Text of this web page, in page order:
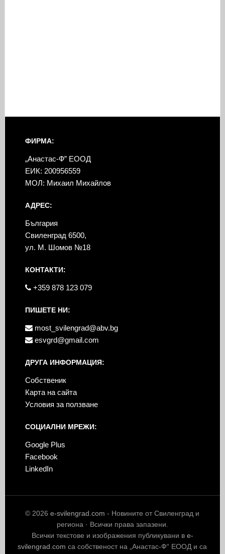
ФИРМА:
„Анастас-Ф” ЕООД
ЕИК: 200956559
МОЛ: Михаил Михайлов
АДРЕС:
България
Свиленград 6500,
ул. М. Шомов №18
КОНТАКТИ:
+359 878 123 079
ПИШЕТЕ НИ:
most_svilengrad@abv.bg
esvgrd@gmail.com
ДРУГА ИНФОРМАЦИЯ:
Собственик
Карта на сайта
Условия за ползване
СОЦИАЛНИ МРЕЖИ:
Google Plus
Facebook
LinkedIn
© 2026e-svilengrad.com - Новините от Свиленград и
региона · Всички права запазени.
Всички текстове и изображения публикувани в e-
svilengrad.com са собственост на „Анастас-Ф“ ЕООД и са